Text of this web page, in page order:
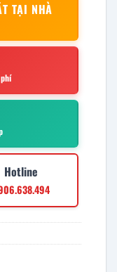
TẠI NHÀ
Hotline